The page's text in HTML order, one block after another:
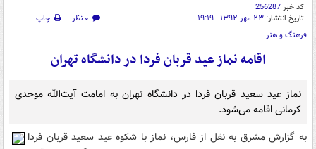
کد خبر256287
تاریخ انتشار: ۲۳ مهر ۱۳۹۲ - ۱۹:۱۹ ۰ نظر
چاپ
فرهنگ و هنر
اقامه نماز عید قربان فردا در دانشگاه تهران
نماز عید سعید قربان فردا در دانشگاه تهران به امامت آیت‌الله موحدی
کرمانی اقامه می‌شود.
به گزارش مشرق به نقل از فارس، نماز با شکوه عید سعید قربان فردا